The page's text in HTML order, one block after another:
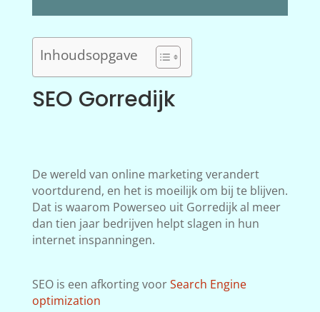
Inhoudsopgave
SEO Gorredijk
De wereld van online marketing verandert
voortdurend, en het is moeilijk om bij te blijven.
Dat is waarom Powerseo uit Gorredijk al meer
dan tien jaar bedrijven helpt slagen in hun
internet inspanningen.
SEO is een afkorting voorSearch Engine
optimization